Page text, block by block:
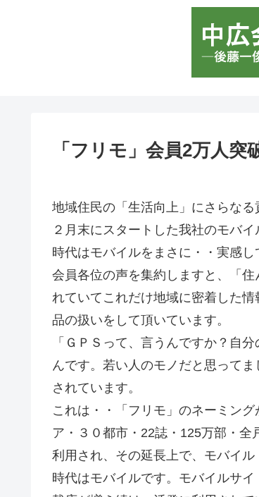
「フリモ」会員2万人突
地域住民の「生活向上」にさらなる
２月末にスタートした我社のモバ
時代はモバイルをまさに・・実感し
会員各位の声を集約しますと、「
れていてこれだけ地域に密着した
品の扱いをして頂いています。
「ＧＰＳって、言うんですか？自
んです。若い人のモノだと思って
されています。
これは・・「フリモ」のネーミン
ア・３０都市・22誌・125万部・
利用され、その延長上で、モバイ
時代はモバイルです。モバイルサ